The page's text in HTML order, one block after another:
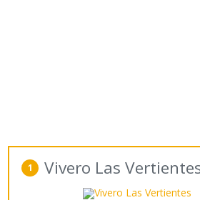
1 Vivero Las